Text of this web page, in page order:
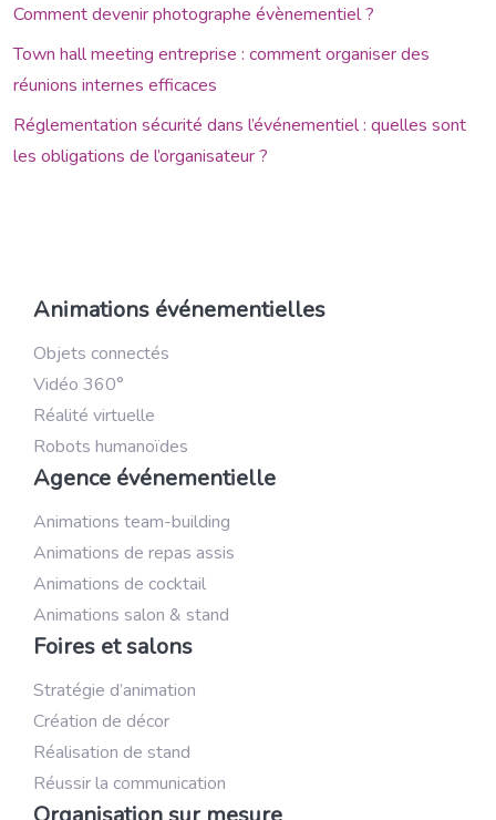
Comment devenir photographe évènementiel ?
Town hall meeting entreprise : comment organiser des
réunions internes efficaces
Réglementation sécurité dans l’événementiel : quelles sont
les obligations de l’organisateur ?
Animations événementielles
Objets connectés
Vidéo 360°
Réalité virtuelle
Robots humanoïdes
Agence événementielle
Animations team-building
Animations de repas assis
Animations de cocktail
Animations salon & stand
Foires et salons
Stratégie d’animation
Création de décor
Réalisation de stand
Réussir la communication